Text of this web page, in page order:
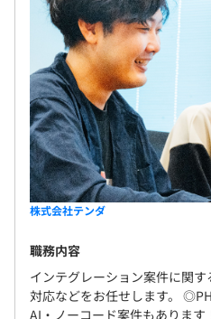
株式会社テンダ
職務内容
インテグレーション案件に関
対応などをお任せします。
AI・ノーコード案件もありま